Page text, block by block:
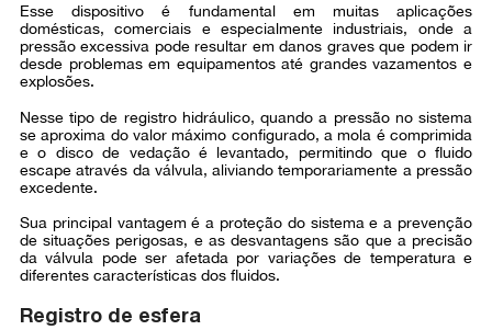
Esse dispositivo é fundamental em muitas aplicações
domésticas, comerciais e especialmente industriais, onde a
pressão excessiva pode resultar em danos graves que podem ir
desde problemas em equipamentos até grandes vazamentos e
explosões.
Nesse tipo de registro hidráulico, quando a pressão no sistema
se aproxima do valor máximo configurado, a mola é comprimida
e o disco de vedação é levantado, permitindo que o fluido
escape através da válvula, aliviando temporariamente a pressão
excedente.
Sua principal vantagem é a proteção do sistema e a prevenção
de situações perigosas, e as desvantagens são que a precisão
da válvula pode ser afetada por variações de temperatura e
diferentes características dos fluidos.
Registro de esfera